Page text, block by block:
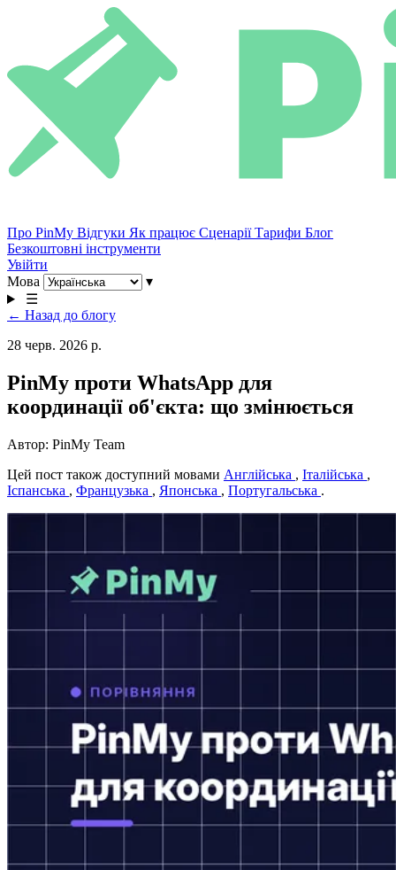
Про PinMy Відгуки Як працює СценаріїТарифи Блог
Безкоштовні інструменти
Увійти
Мова
▾
☰
← Назад до блогу
28 черв. 2026 р.
PinMy проти WhatsApp для
координації об'єкта: що змінюється
Автор: PinMy Team
Цей пост також доступний мовами Англійська , Італійська ,
Іспанська , Французька , Японська , Португальська .